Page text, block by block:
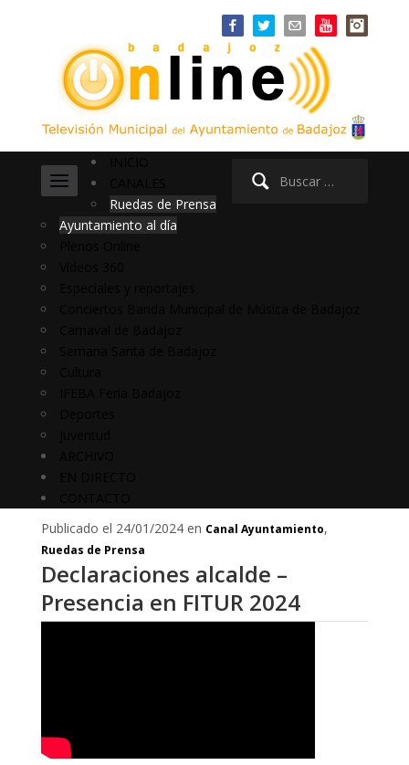
Buscar:
Ruedas de Prensa
Ayuntamiento al día
Publicado el 24/01/2024 en Canal Ayuntamiento,
Ruedas de Prensa
Declaraciones alcalde –
Presencia en FITUR 2024